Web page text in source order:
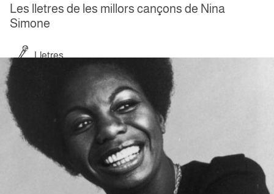
Les lletres de les millors cançons de Nina
Simone
Lletres